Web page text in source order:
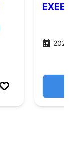
EXEED
2022